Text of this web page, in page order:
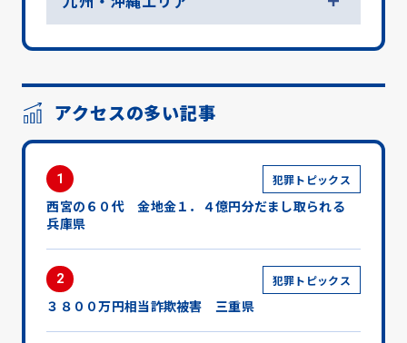
アクセスの多い記事
1 犯罪トピックス
西宮の６０代 金地金１．４億円分だまし取られる
兵庫県
2 犯罪トピックス
３８００万円相当詐欺被害 三重県